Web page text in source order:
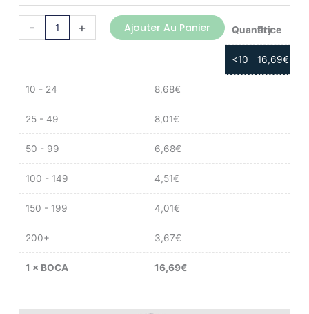
- + Ajouter Au Panier Quantity
Price
<10 16,69€
10 - 24 8,68€
25 - 49 8,01€
50 - 99 6,68€
100 - 149 4,51€
150 - 199 4,01€
200+ 3,67€
1 × BOCA 16,69€